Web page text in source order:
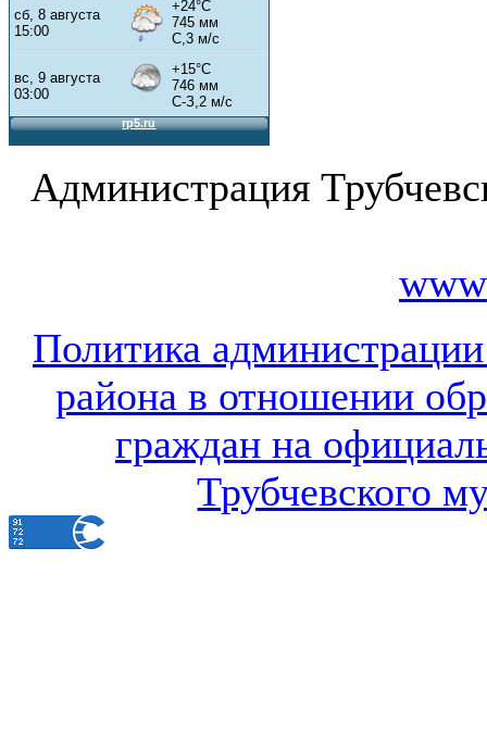
Администрация
Политика
района в отношении
граждан на
Трубчевского